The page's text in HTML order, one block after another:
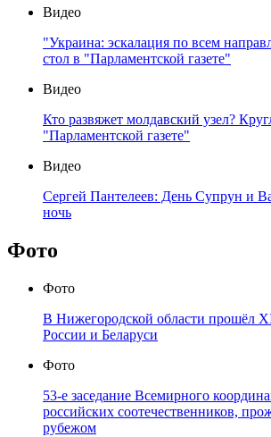
Видео
"Украина: эскалация по всем
стол в "Парламентской газете"
Видео
Кто развяжет молдавский узел?
"Парламентской газете"
Видео
Сергей Пантелеев: День Супрун и
ночь
Фото
Фото
В Нижегородской области прошёл
России и Беларуси
Фото
53-е заседание Всемирного
российских соотечественников,
рубежом